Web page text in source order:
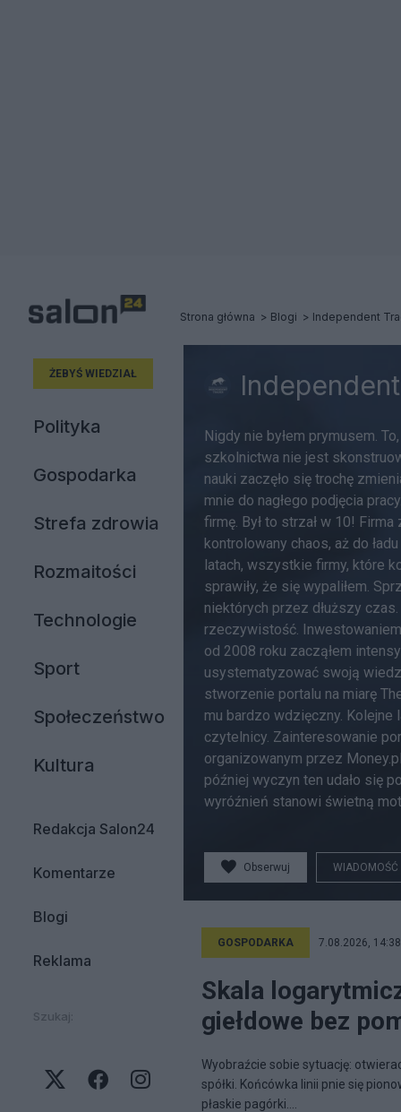
Strona główna Blogi Independent
ŻEBYŚ WIEDZIAŁ
Polityka
Gospodarka
Strefa zdrowia
Rozmaitości
Technologie
Sport
Społeczeństwo
Kultura
Redakcja Salon24
Komentarze
Blogi
Reklama
Szukaj:
Nigdy nie byłem prymusem.
szkolnictwa nie jest
nauki zaczęło się trochę
mnie do nagłego podjęcia
firmę. Był to strzał w 10!
kontrolowany chaos, aż do
latach, wszystkie firmy, które
sprawiły, że się wypaliłem.
niektórych przez dłuższy
rzeczywistość.
od 2008 roku zacząłem
usystematyzować swoją
stworzenie portalu na miarę
mu bardzo wdzięczny.
czytelnicy. Zainteresowanie
organizowanym przez
później wyczyn ten udało się
wyróźnień stanowi świetną
Obserwuj WIADOMOŚĆ
GOSPODARKA 7.08.2026, 14:38
Skala
giełdowe bez
Wyobraźcie sobie sytuację:
spółki. Końcówka linii pnie się
płaskie pagórki....